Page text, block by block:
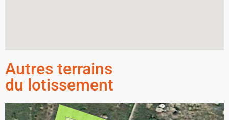
Autres terrains
du lotissement